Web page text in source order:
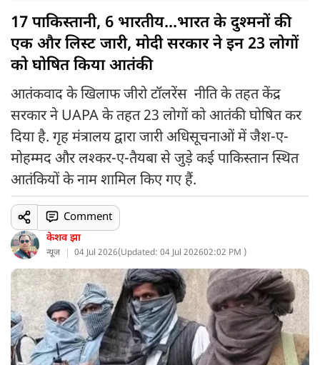
17 पाकिस्तानी, 6 भारतीय...भारत के दुश्मनों की
एक और लिस्ट जारी, मोदी सरकार ने इन 23 लोगों
को घोषित किया आतंकी
आतंकवाद के खिलाफ जीरो टॉलरेंस नीति के तहत केंद्र
सरकार ने UAPA के तहत 23 लोगों को आतंकी घोषित कर
दिया है. गृह मंत्रालय द्वारा जारी अधिसूचनाओं में जैश-ए-
मोहम्मद और लश्कर-ए-तैयबा से जुड़े कई पाकिस्तान स्थित
आतंकियों के नाम शामिल किए गए हैं.
केशव झा
न्यूज 04 Jul 2026(Updated: 04 Jul 202602:02 PM )
Comment